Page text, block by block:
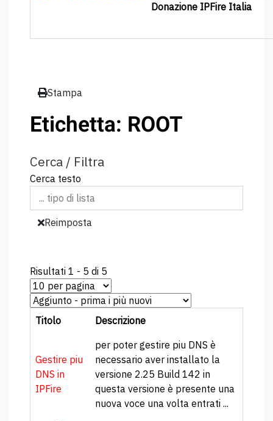
Donazione IPFire Italia
Stampa
Etichetta: ROOT
Cerca / Filtra
Cerca testo
Reimposta
Risultati 1 - 5 di 5
Titolo Descrizione
Gestire piu
DNS in
IPFire
per poter gestire piu DNS è
necessario aver installato la
versione 2.25 Build 142 in
questa versione è presente una
nuova voce una volta entrati ...